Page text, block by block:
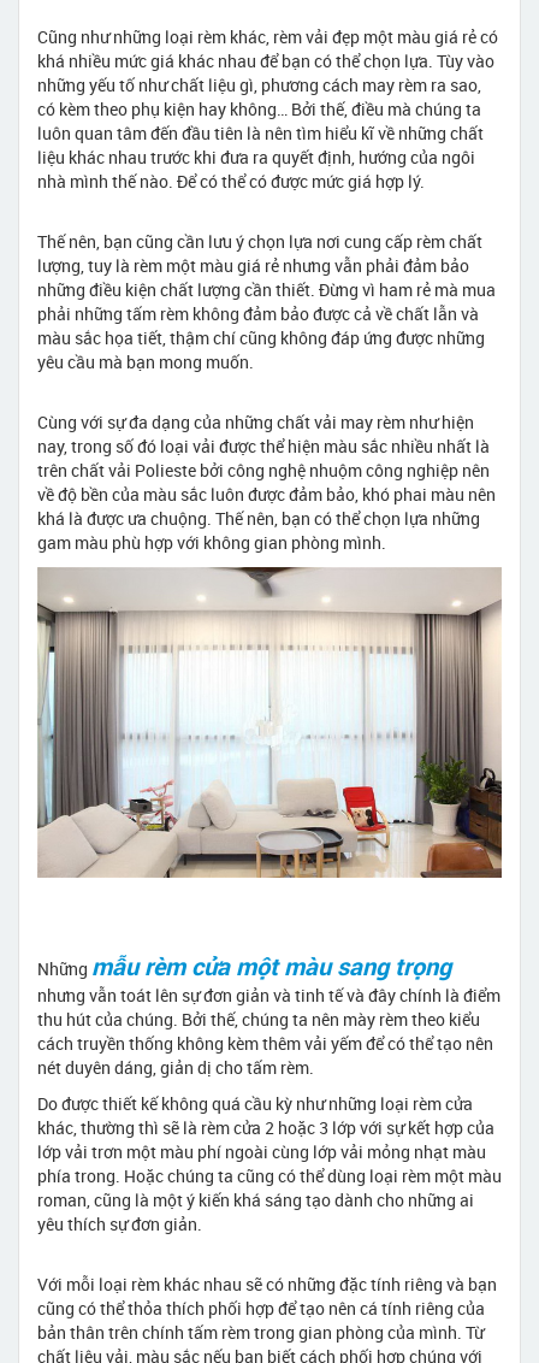
Cũng như những loại rèm khác, rèm vải đẹp một màu giá rẻ có
khá nhiều mức giá khác nhau để bạn có thể chọn lựa. Tùy vào
những yếu tố như chất liệu gì, phương cách may rèm ra sao,
có kèm theo phụ kiện hay không… Bởi thế, điều mà chúng ta
luôn quan tâm đến đầu tiên là nên tìm hiểu kĩ về những chất
liệu khác nhau trước khi đưa ra quyết định, hướng của ngôi
nhà mình thế nào. Để có thể có được mức giá hợp lý.
Thế nên, bạn cũng cần lưu ý chọn lựa nơi cung cấp rèm chất
lượng, tuy là rèm một màu giá rẻ nhưng vẫn phải đảm bảo
những điều kiện chất lượng cần thiết. Đừng vì ham rẻ mà mua
phải những tấm rèm không đảm bảo được cả về chất lẫn và
màu sắc họa tiết, thậm chí cũng không đáp ứng được những
yêu cầu mà bạn mong muốn.
Cùng với sự đa dạng của những chất vải may rèm như hiện
nay, trong số đó loại vải được thể hiện màu sắc nhiều nhất là
trên chất vải Polieste bởi công nghệ nhuộm công nghiệp nên
về độ bền của màu sắc luôn được đảm bảo, khó phai màu nên
khá là được ưa chuộng. Thế nên, bạn có thể chọn lựa những
gam màu phù hợp với không gian phòng mình.
Những mẫu rèm cửa một màu sang trọng
nhưng vẫn toát lên sự đơn giản và tinh tế và đây chính là điểm
thu hút của chúng. Bởi thế, chúng ta nên mày rèm theo kiểu
cách truyền thống không kèm thêm vải yếm để có thể tạo nên
nét duyên dáng, giản dị cho tấm rèm.
Do được thiết kế không quá cầu kỳ như những loại rèm cửa
khác, thường thì sẽ là rèm cửa 2 hoặc 3 lớp với sự kết hợp của
lớp vải trơn một màu phí ngoài cùng lớp vải mỏng nhạt màu
phía trong. Hoặc chúng ta cũng có thể dùng loại rèm một màu
roman, cũng là một ý kiến khá sáng tạo dành cho những ai
yêu thích sự đơn giản.
Với mỗi loại rèm khác nhau sẽ có những đặc tính riêng và bạn
cũng có thể thỏa thích phối hợp để tạo nên cá tính riêng của
bản thân trên chính tấm rèm trong gian phòng của mình. Từ
chất liệu vải, màu sắc nếu bạn biết cách phối hợp chúng với